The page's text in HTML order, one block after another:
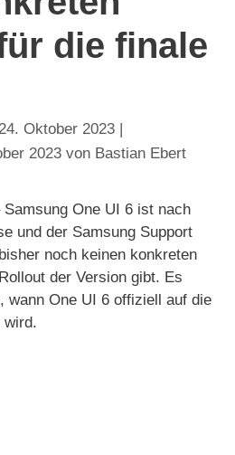
die finale
Oktober 2023
2023 von Bastian Ebert
Samsung One UI 6 ist nach
und der Samsung Support
noch keinen konkreten
der Version gibt. Es
wann One UI 6 offiziell auf die
wird.